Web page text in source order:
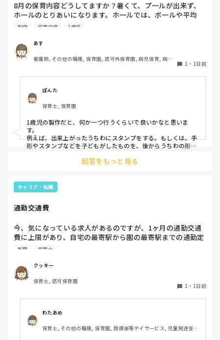
8月の保育内容どうしてますか？暑くて、プ一ルが出来ず、
ホ一ルのとりあいになります。ホ一ルでは、ボ一ルや平均
台、風船で遊んでいます。製作で、うちわや望遠鏡や風鈴🎐
クラスです、玩具で遊ばせながら、何人かずつよんで、やっ
ています。何か、いいアイデアや、工夫など、何でもいいの
で、教えて下さい。
制作 保育内容 1歳児
あす
看護師, その他の職種, 保育園, 認可外保育園, 病児保育, 病院
1 ・ 1日前
ぽんた
保育士, 保育園
1歳児の製作だと、何か一つ行うくらいで良いかなと思いま
す。
例えば、出来上がったうちわにスタンプをする。もしくは、手
形やスタンプなどを子どもがしたものを、後からうちわの形に
雨遊び、氷遊び、など間食遊びをたくさん行っています。
す！いつもと違うおもちゃ、室内に興味津々です！
回答をもっと見る
キャリア・転職
通勤交通費
今、気になっている求人があるのですが、1ヶ月の通勤交通
費に上限があり、自宅の最寄駅から園の最寄駅までの通勤定
期代が5,000円ほどオーバーします
私としてはなかなか大きい金額なので、この時点で応募を迷
っているのですが、皆さんならどうしますか？
転職 保育士
クッキー
保育士, 認可保育園
1 ・ 1日前
わたあめ
保育士, その他の職種, 保育園, 放課後等デイサービス, 児童発達支援